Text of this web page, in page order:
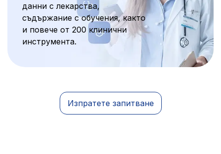
данни с лекарства,
съдържание с обучения, както
и повече от 200 клинични
инструмента.
Изпратете запитване